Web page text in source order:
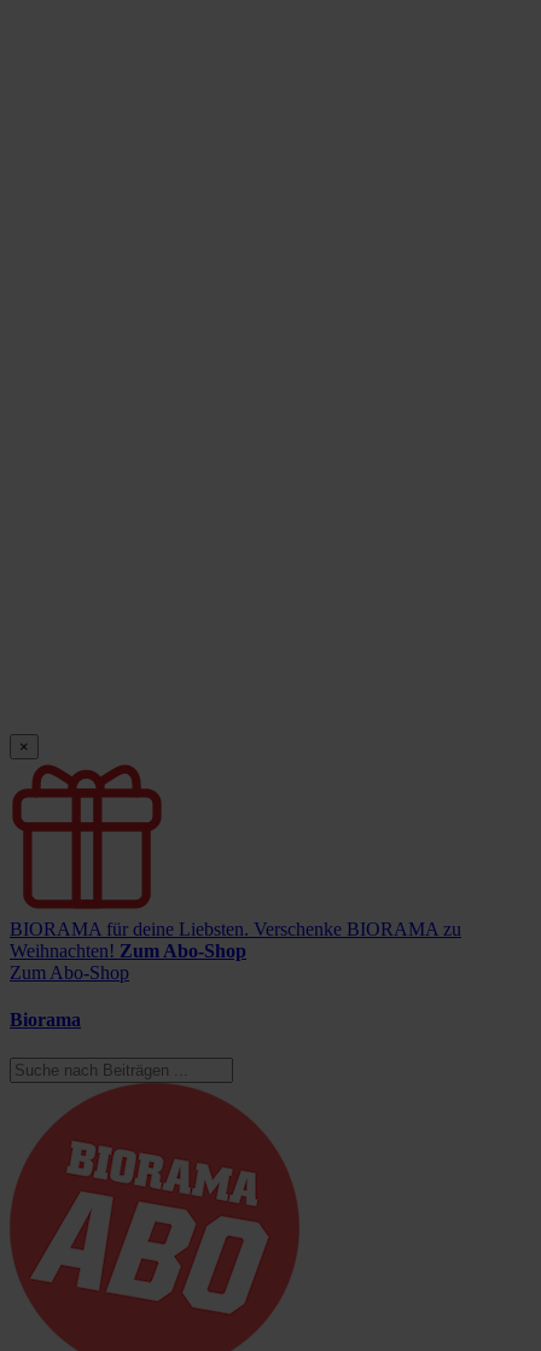
×
BIORAMA für deine Liebsten. Verschenke BIORAMA zu
Weihnachten! Zum Abo-Shop
Zum Abo-Shop
Biorama